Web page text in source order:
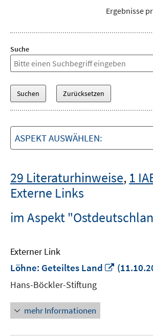
Ergebnisse
Suche
ASPEKT AUSWÄHLEN:
29 Literaturhinweise, 1
Externe Links
im Aspekt
Externer Link
Löhne: Geteiltes Land
In
Hans-Böckler-Stiftung
mehr Informationen